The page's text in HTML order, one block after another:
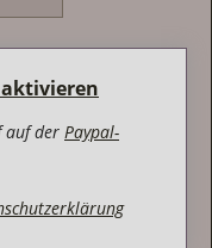
auf der Paypal-